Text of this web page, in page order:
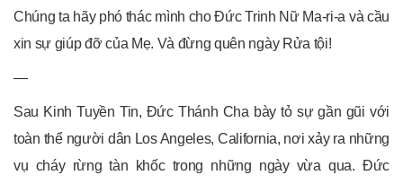
Chúng ta hãy phó thác mình cho Đức Trinh Nữ Ma-ri-a và cầu
xin sự giúp đỡ của Mẹ. Và đừng quên ngày Rửa tội!
—
Sau Kinh Tuyền Tin, Đức Thánh Cha bày tỏ sự gần gũi với
toàn thể người dân Los Angeles, California, nơi xảy ra những
vụ cháy rừng tàn khốc trong những ngày vừa qua. Đức